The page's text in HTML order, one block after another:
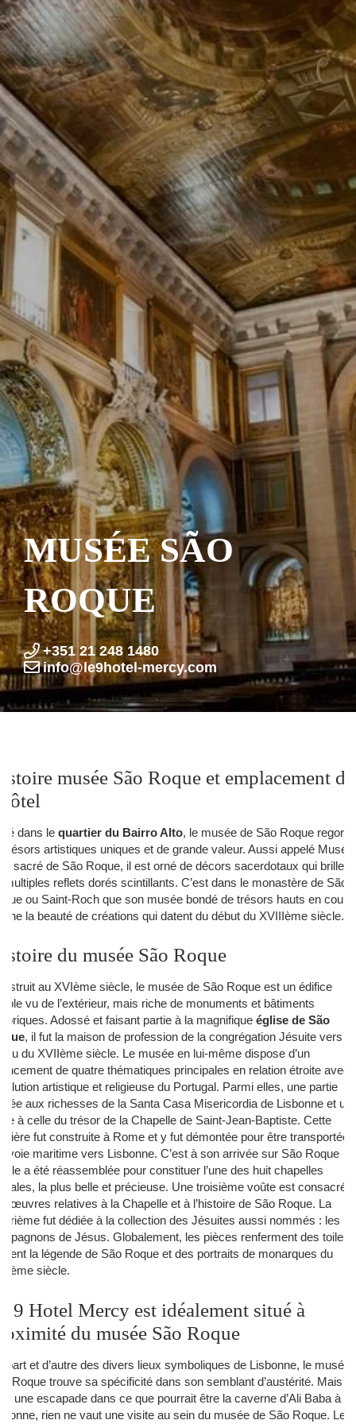
MUSÉE SÃO
ROQUE
+351 21 248 1480
info@le9hotel-mercy.com
musée São Roque et emplacement de
dans le quartier du Bairro Alto, le musée de São Roque regorge
trésors artistiques uniques et de grande valeur. Aussi appelé Musée
sacré de São Roque, il est orné de décors sacerdotaux qui brillent
multiples reflets dorés scintillants. C’est dans le monastère de São
ou Saint-Roch que son musée bondé de trésors hauts en
la beauté de créations qui datent du début du XVIIIème siècle.
du musée São Roque
au XVIème siècle, le musée de São Roque est un édifice
vu de l’extérieur, mais riche de monuments et bâtiments
Adossé et faisant partie à la magnifique église de São
, il fut la maison de profession de la congrégation Jésuite vers le
du XVIIème siècle. Le musée en lui-même dispose d’un
de quatre thématiques principales en relation étroite avec
artistique et religieuse du Portugal. Parmi elles, une partie
aux richesses de la Santa Casa Misericordia de Lisbonne et
à celle du trésor de la Chapelle de Saint-Jean-Baptiste. Cette
fut construite à Rome et y fut démontée pour être transportée
voie maritime vers Lisbonne. C’est à son arrivée sur São Roque
a été réassemblée pour constituer l’une des huit chapelles
la plus belle et précieuse. Une troisième voûte est consacrée
œuvres relatives à la Chapelle et à l’histoire de São Roque. La
fut dédiée à la collection des Jésuites aussi nommés : les
de Jésus. Globalement, les pièces renferment des toiles
la légende de São Roque et des portraits de monarques du
siècle.
9 Hotel Mercy est idéalement situé à
du musée São Roque
part et d’autre des divers lieux symboliques de Lisbonne, le musée
Roque trouve sa spécificité dans son semblant d’austérité. Mais
une escapade dans ce que pourrait être la caverne d’Ali Baba à
rien ne vaut une visite au sein du musée de São Roque. Le 9